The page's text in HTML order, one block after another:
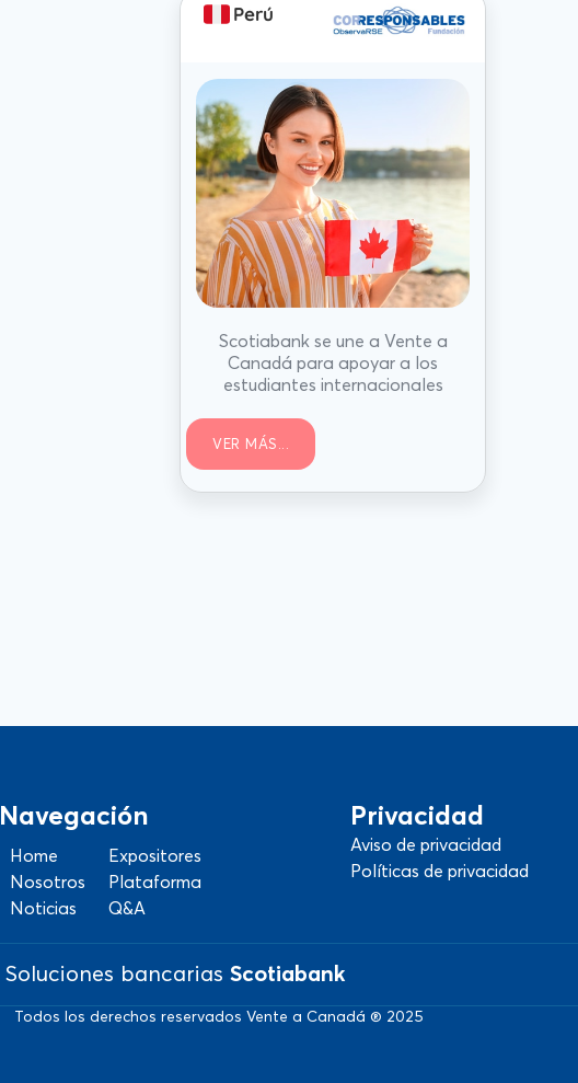
Perú
Scotiabank se une a Vente a
Canadá para apoyar a los
estudiantes internacionales
VER MÁS...
Navegación
Home
Nosotros
Noticias
Expositores
Plataforma
Q&A
Privacidad
Aviso de privacidad
Políticas de privacidad
Soluciones bancarias Scotiabank
Todos los derechos reservados Vente a Canadá ® 2025